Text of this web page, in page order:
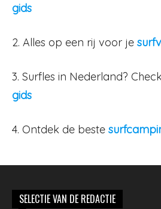
gids
2. Alles op een rij voor je
3. Surfles in Nederland?
gids
4. Ontdek de beste
SELECTIE VAN DE REDACTIE